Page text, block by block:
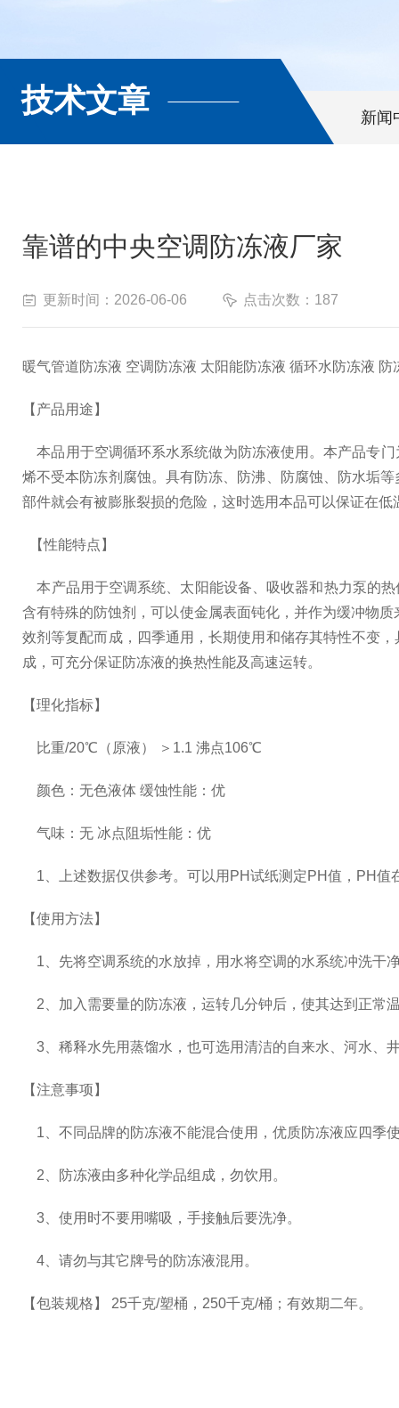
技术文章 新闻
靠谱的中央空调防冻液厂家
更新时间：2026-06-06 点击次数：187
暖气管道防冻液 空调防冻液 太阳能防冻液 循环水防冻液
【产品用途】
本品用于空调循环系水系统做为防冻液使用。本产品专
烯不受本防冻剂腐蚀。具有防冻、防沸、防腐蚀、防水垢
部件就会有被膨胀裂损的危险，这时选用本品可以保证在低
【性能特点】
本产品用于空调系统、太阳能设备、吸收器和热力泵的
含有特殊的防蚀剂，可以使金属表面钝化，并作为缓冲物
效剂等复配而成，四季通用，长期使用和储存其特性不变
成，可充分保证防冻液的换热性能及高速运转。
【理化指标】
比重/20℃（原液） ＞1.1 沸点106℃
颜色：无色液体 缓蚀性能：优
气味：无 冰点阻垢性能：优
1、上述数据仅供参考。可以用PH试纸测定PH值，PH值
【使用方法】
1、先将空调系统的水放掉，用水将空调的水系统冲洗干
2、加入需要量的防冻液，运转几分钟后，使其达到正常
3、稀释水先用蒸馏水，也可选用清洁的自来水、河水、
【注意事项】
1、不同品牌的防冻液不能混合使用，优质防冻液应四季
2、防冻液由多种化学品组成，勿饮用。
3、使用时不要用嘴吸，手接触后要洗净。
4、请勿与其它牌号的防冻液混用。
【包装规格】 25千克/塑桶，250千克/桶；有效期二年。